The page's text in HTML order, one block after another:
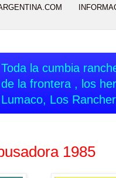
Toda la cumbia
de la frontera , los
Lumaco, Los
1985